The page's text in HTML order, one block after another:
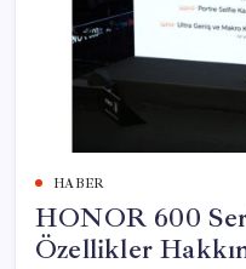
HABER
HONOR 600
Özellikler